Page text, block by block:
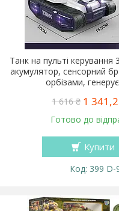
Танк на пульті керування
акумулятор, сенсорний
орбізами,
1 616 ₴ 1
Готово до
Купити
399 D-